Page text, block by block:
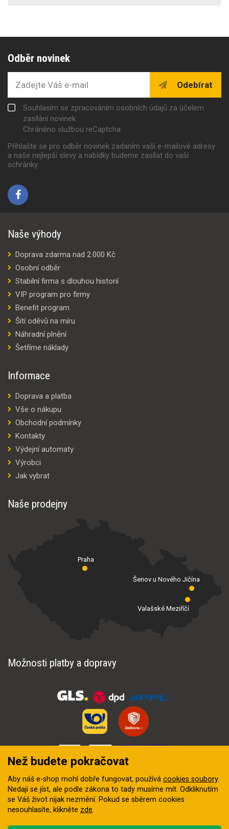
Odběr novinek
Odebírat
Souhlasím se zpracováním osobních údajů za účelem
zasílání novinek
Chráněno službou reCaptcha
Přihlašte se pro odběr novinek zadaním vaší e-mailové adresy
a naše nejlepší slevy a nabídky budeme zasílat do vaší
schránky.
Naše výhody
Doprava zdarma nad 2.000 Kč
Osobní odběr
Stabilní firma s dlouhou historií
VIP program pro firmy
Benefit program
Šití oděvů na míru
Náhradní plnění
Šetříme náklady
Informace
Doprava a platba
Vše o nákupu
Obchodní podmínky
Kontakty
Výdejní automaty
Výrobci
Jak vybrat
Naše prodejny
Praha
Valašské Meziříčí
Šenov u Nového Jičína
Možnosti platby a dopravy
Než budete pokračovat
Aby náš e-shop mohl dobře fungovat, používá cookies soubory.
Nedají se jíst, ale podle zákona to tady musíme mít. Odkliknutím
se Váš život nijak nezmění. Pokud se sběrem cookies
nesouhlasíte, klikněte zde.